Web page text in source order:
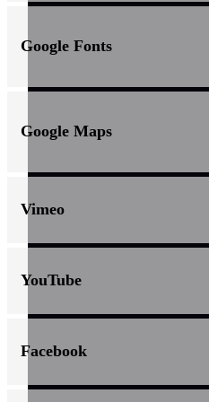
Google Fonts
Google Maps
Vimeo
YouTube
Facebook